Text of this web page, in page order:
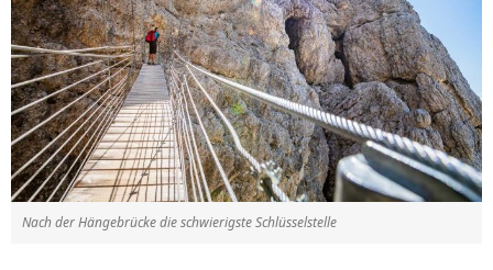
Nach der Hängebrücke die schwierigste Schlüsselstelle